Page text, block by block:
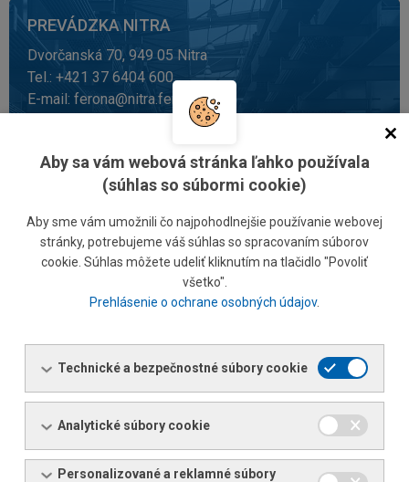
PREVÁDZKA NITRA
Dvorčanská 70, 949 05 Nitra
Tel.: +421 37 6404 600
E-mail: ferona@nitra.ferona.sk
PREVÁDZKA KOŠICE
Londýnska 8, 040 01 Košice
Tel.: +421 55 6802 600
E-mail:ferona@kosice.ferona.sk
VIAC INFORMÁCIÍ
Aby sa vám webová stránka ľahko používala
(súhlas so súbormi cookie)
Aby sme vám umožnili čo najpohodlnejšie používanie webovej
stránky, potrebujeme váš súhlas so spracovaním súborov
cookie. Súhlas môžete udeliť kliknutím na tlačidlo "Povoliť
všetko".
Prehlásenie o ochrane osobných údajov.
Technické a bezpečnostné súbory cookie
Analytické súbory cookie
Personalizované a reklamné súbory